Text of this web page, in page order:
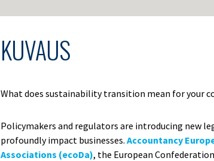
KUVAUS
What does sustainability transition mean for your
Policymakers and regulators are introducing new
profoundly impact businesses.Accountancy
Associations (ecoDa), the European